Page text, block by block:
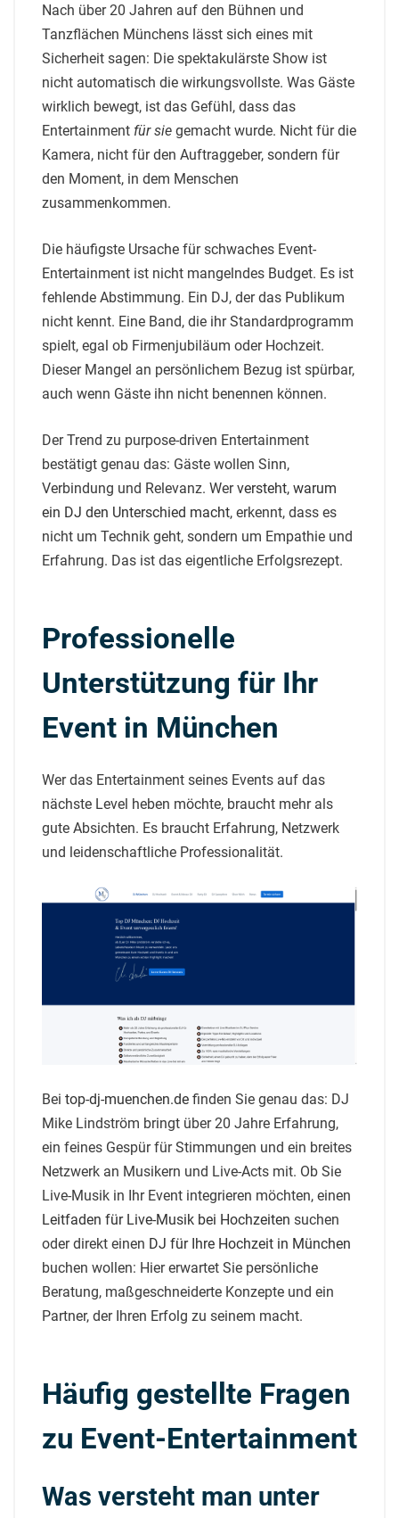
Nach über 20 Jahren auf den Bühnen und
Tanzflächen Münchens lässt sich eines mit
Sicherheit sagen: Die spektakulärste Show ist
nicht automatisch die wirkungsvollste. Was Gäste
wirklich bewegt, ist das Gefühl, dass das
Entertainment für sie gemacht wurde. Nicht für die
Kamera, nicht für den Auftraggeber, sondern für
den Moment, in dem Menschen
zusammenkommen.
Die häufigste Ursache für schwaches Event-
Entertainment ist nicht mangelndes Budget. Es ist
fehlende Abstimmung. Ein DJ, der das Publikum
nicht kennt. Eine Band, die ihr Standardprogramm
spielt, egal ob Firmenjubiläum oder Hochzeit.
Dieser Mangel an persönlichem Bezug ist spürbar,
auch wenn Gäste ihn nicht benennen können.
Der Trend zu purpose-driven Entertainment
bestätigt genau das: Gäste wollen Sinn,
Verbindung und Relevanz. Werversteht, warum
ein DJ den Unterschied macht, erkennt, dass es
nicht um Technik geht, sondern um Empathie und
Erfahrung. Das ist das eigentliche Erfolgsrezept.
Professionelle
Unterstützung für Ihr
Event in München
Wer das Entertainment seines Events auf das
nächste Level heben möchte, braucht mehr als
gute Absichten. Es braucht Erfahrung, Netzwerk
und leidenschaftliche Professionalität.
Bei top-dj-muenchen.de finden Sie genau das: DJ
Mike Lindström bringt über 20 Jahre Erfahrung,
ein feines Gespür für Stimmungen und ein breites
Netzwerk an Musikern und Live-Acts mit. Ob Sie
Live-Musik in Ihr Event integrieren möchten, einen
Leitfaden für Live-Musik bei Hochzeiten suchen
oder direkt einen DJ für Ihre Hochzeit in München
buchen wollen: Hier erwartet Sie persönliche
Beratung, maßgeschneiderte Konzepte und ein
Partner, der Ihren Erfolg zu seinem macht.
Häufig gestellte Fragen
zu Event-Entertainment
Was versteht man unter